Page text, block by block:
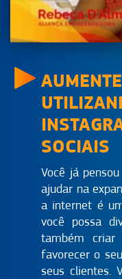
SOCIAIS
Você já
ajudar na
a internet é
você possa
também
favorecer o
seus clientes.